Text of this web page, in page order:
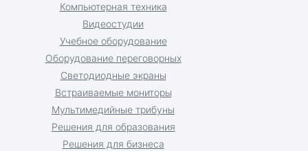
Оборудование переговорных
Учебное оборудование
Светодиодные экраны
Встраиваемые мониторы
Мультимедийные трибуны
Решения для образования
Решения для бизнеса
Компьютерная техника
Видеостудии